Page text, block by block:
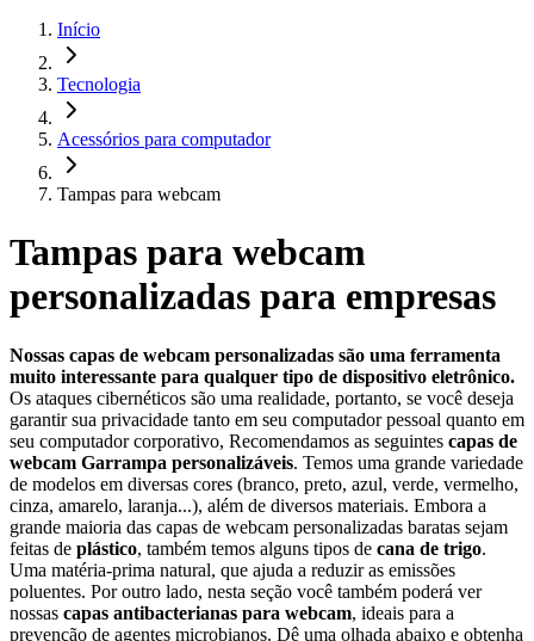
Início
Tecnologia
Acessórios para computador
Tampas para webcam
Tampas para webcam
personalizadas para empresas
Nossas capas de webcam personalizadas são uma ferramenta
muito interessante para qualquer tipo de dispositivo eletrônico.
Os ataques cibernéticos são uma realidade, portanto, se você deseja
garantir sua privacidade tanto em seu computador pessoal quanto em
seu computador corporativo, Recomendamos as seguintes capas de
webcam Garrampa personalizáveis. Temos uma grande variedade
de modelos em diversas cores (branco, preto, azul, verde, vermelho,
cinza, amarelo, laranja...), além de diversos materiais. Embora a
grande maioria das capas de webcam personalizadas baratas sejam
feitas de plástico, também temos alguns tipos de cana de trigo.
Uma matéria-prima natural, que ajuda a reduzir as emissões
poluentes. Por outro lado, nesta seção você também poderá ver
nossas capas antibacterianas para webcam, ideais para a
prevenção de agentes microbianos. Dê uma olhada abaixo e obtenha